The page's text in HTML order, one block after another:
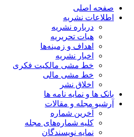
صفحه اصلی
اطلاعات نشریه
درباره نشریه
هیات تحریریه
اهداف و زمینه‌ها
اخبار نشریه
خط مشی مالکیت فکری
خط مشی مالی
اخلاق نشر
بانک ها و نمایه نامه ها
آرشیو مجله و مقالات
آخرین شماره
کلیه شماره‌های مجله
نمایه نویسندگان